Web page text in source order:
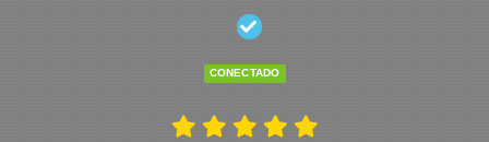
CONECTADO